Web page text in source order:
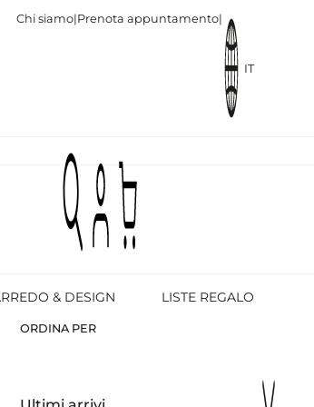
Chi siamo|Prenota appuntamento|
IT
& DESIGN LISTE REGALO
ORDINA PER